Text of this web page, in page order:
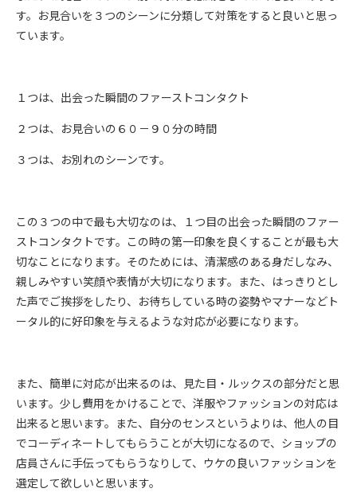
す。お見合いを３つのシーンに分類して対策をすると良いと思っ
ています。
１つは、出会った瞬間のファーストコンタクト
２つは、お見合いの６０－９０分の時間
３つは、お別れのシーンです。
この３つの中で最も大切なのは、１つ目の出会った瞬間のファー
ストコンタクトです。この時の第一印象を良くすることが最も大
切なことになります。そのためには、清潔感のある身だしなみ、
親しみやすい笑顔や表情が大切になります。また、はっきりとし
た声でご挨拶をしたり、お待ちしている時の姿勢やマナーなどト
ータル的に好印象を与えるような対応が必要になります。
また、簡単に対応が出来るのは、見た目・ルックスの部分だと思
います。少し費用をかけることで、洋服やファッションの対応は
出来ると思います。また、自分のセンスというよりは、他人の目
でコーディネートしてもらうことが大切になるので、ショップの
店員さんに手伝ってもらうなりして、ウケの良いファッションを
選定して欲しいと思います。